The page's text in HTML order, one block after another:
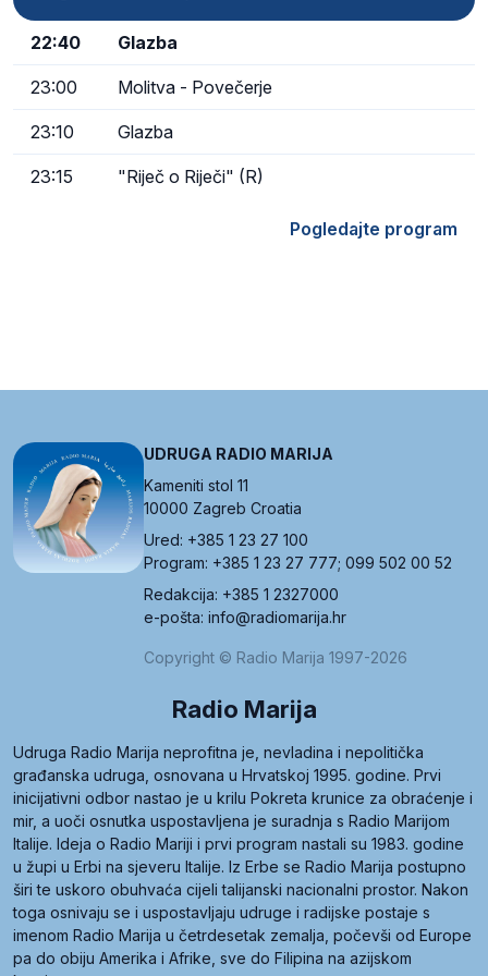
22:40 Glazba
23:00 Molitva - Povečerje
23:10 Glazba
23:15 "Riječ o Riječi" (R)
Pogledajte program
UDRUGA RADIO MARIJA
Kameniti stol 11
10000 Zagreb Croatia
Ured: +385 1 23 27 100
Program: +385 1 23 27 777; 099 502 00 52
Redakcija: +385 1 2327000
e-pošta: info@radiomarija.hr
Copyright © Radio Marija 1997-2026
Radio Marija
Udruga Radio Marija neprofitna je, nevladina i nepolitička
građanska udruga, osnovana u Hrvatskoj 1995. godine. Prvi
inicijativni odbor nastao je u krilu Pokreta krunice za obraćenje i
mir, a uoči osnutka uspostavljena je suradnja s Radio Marijom
Italije. Ideja o Radio Mariji i prvi program nastali su 1983. godine
u župi u Erbi na sjeveru Italije. Iz Erbe se Radio Marija postupno
širi te uskoro obuhvaća cijeli talijanski nacionalni prostor. Nakon
toga osnivaju se i uspostavljaju udruge i radijske postaje s
imenom Radio Marija u četrdesetak zemalja, počevši od Europe
pa do obiju Amerika i Afrike, sve do Filipina na azijskom